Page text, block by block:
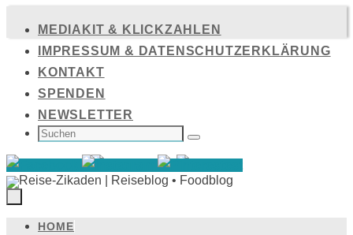
Inhalt
springen
MEDIAKIT & KLICKZAHLEN
IMPRESSUM & DATENSCHUTZERKLÄRUNG
KONTAKT
SPENDEN
NEWSLETTER
SUCHEN
NACH: Suchen
Zum
HOME